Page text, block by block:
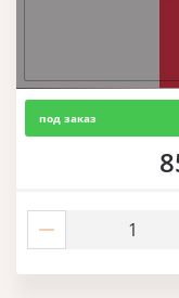
под заказ